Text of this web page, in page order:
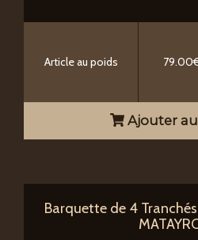
Article au poids
Ajouter
Barquette de 4